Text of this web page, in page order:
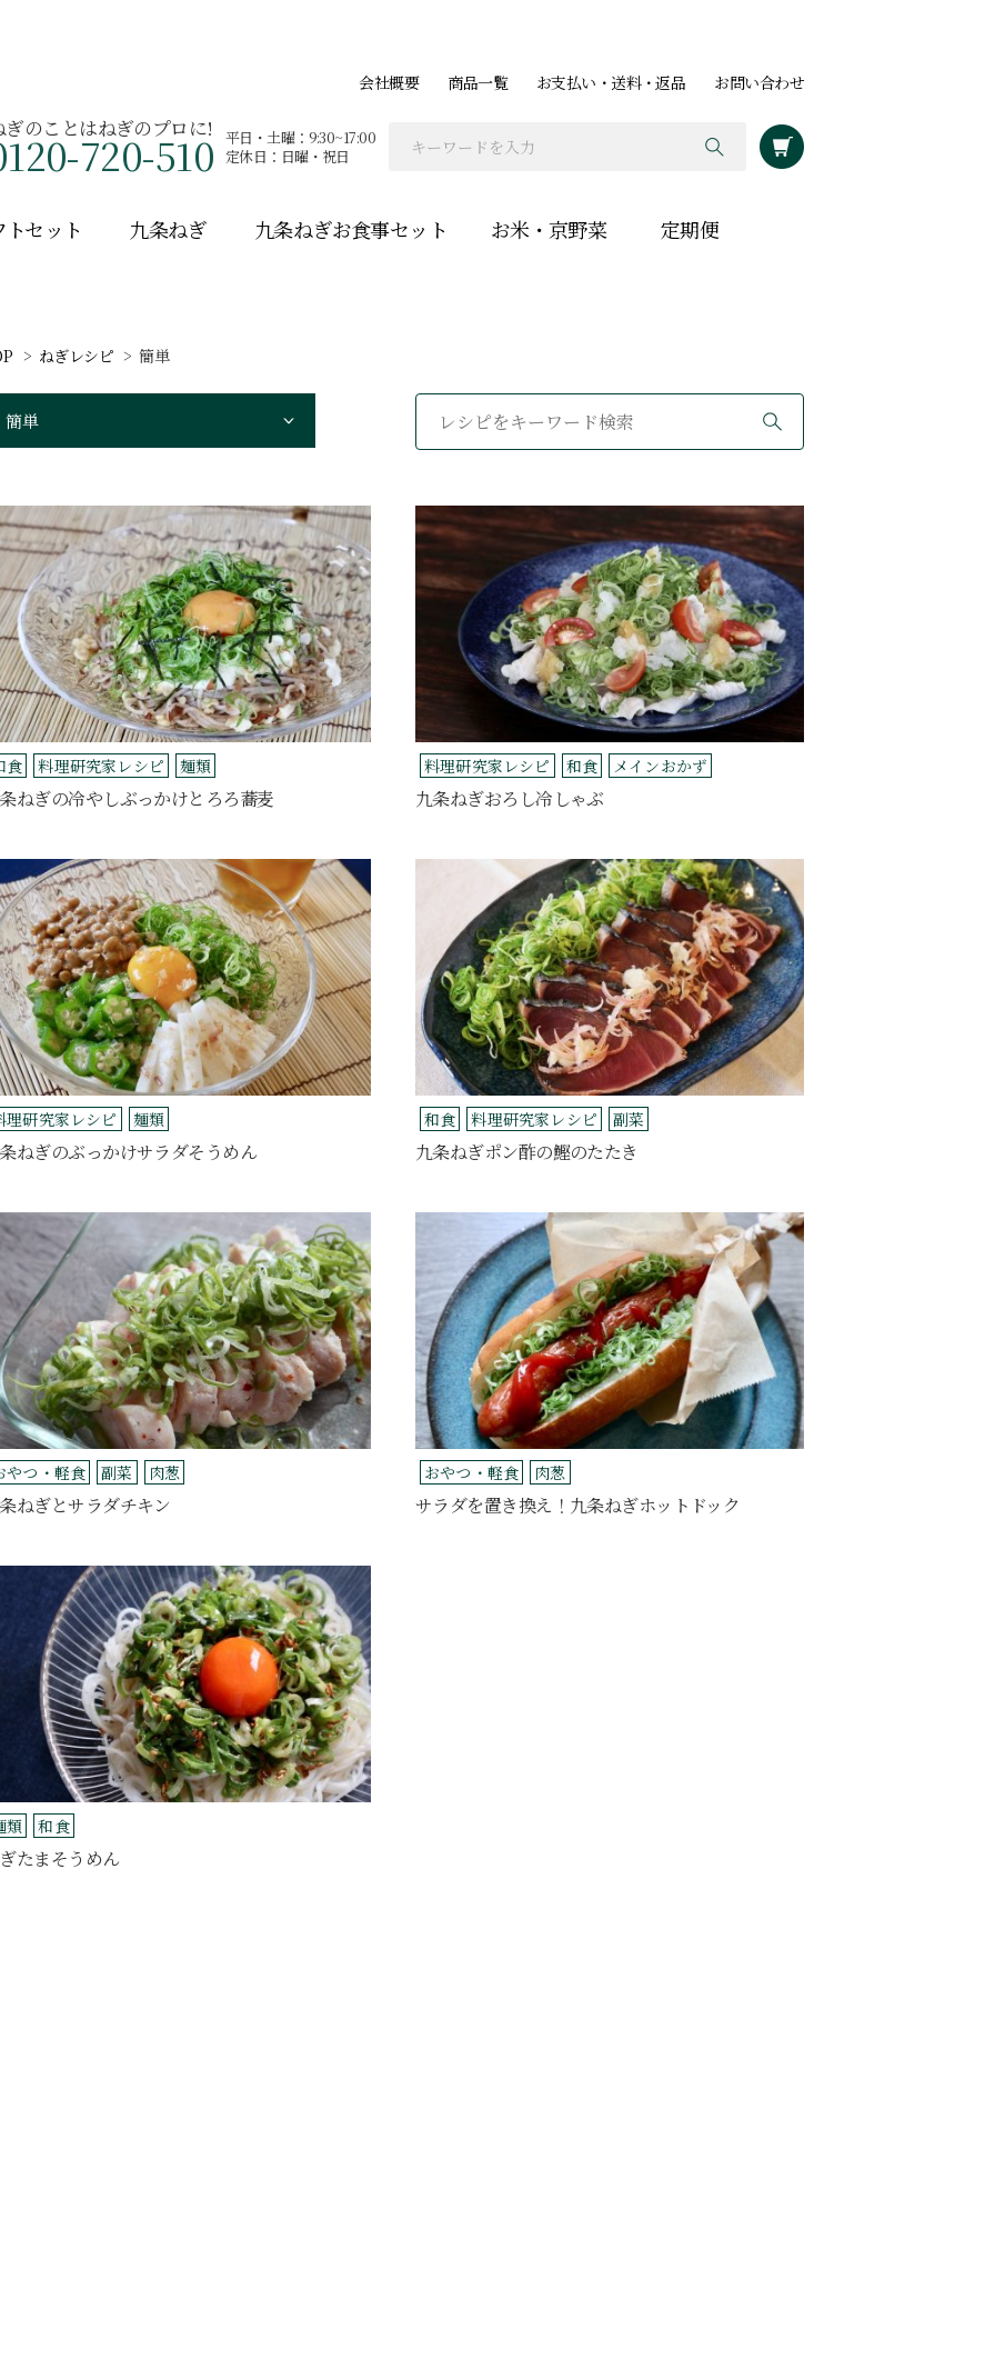
会社概要 商品一覧 お支払い・送料・返品 お問い合わせ
ぎのことはねぎのプロに!
720-510 平日・土曜：9:30~17:00
定休日：日曜・祝日
セット 九条ねぎ 九条ねぎお食事セット お米・京野菜 定期便
ねぎレシピ 簡単
カテゴリーから探す
簡単
食 料理研究家レシピ 麺類
ねぎの冷やしぶっかけとろろ蕎麦
料理研究家レシピ 和食 メインおかず
九条ねぎおろし冷しゃぶ
理研究家レシピ 麺類
ねぎのぶっかけサラダそうめん
和食 料理研究家レシピ 副菜
九条ねぎポン酢の鰹のたたき
やつ・軽食 副菜 肉葱
ねぎとサラダチキン
おやつ・軽食 肉葱
サラダを置き換え！九条ねぎホットドック
類 和食
たまそうめん